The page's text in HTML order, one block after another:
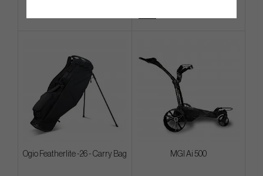
Ogio Featherlite -26 - Carry Bag MGI Ai 500